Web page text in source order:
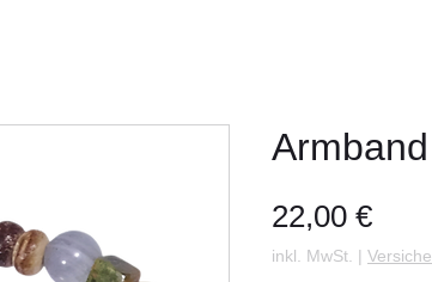
22,00 €Preis
inkl. MwSt. |